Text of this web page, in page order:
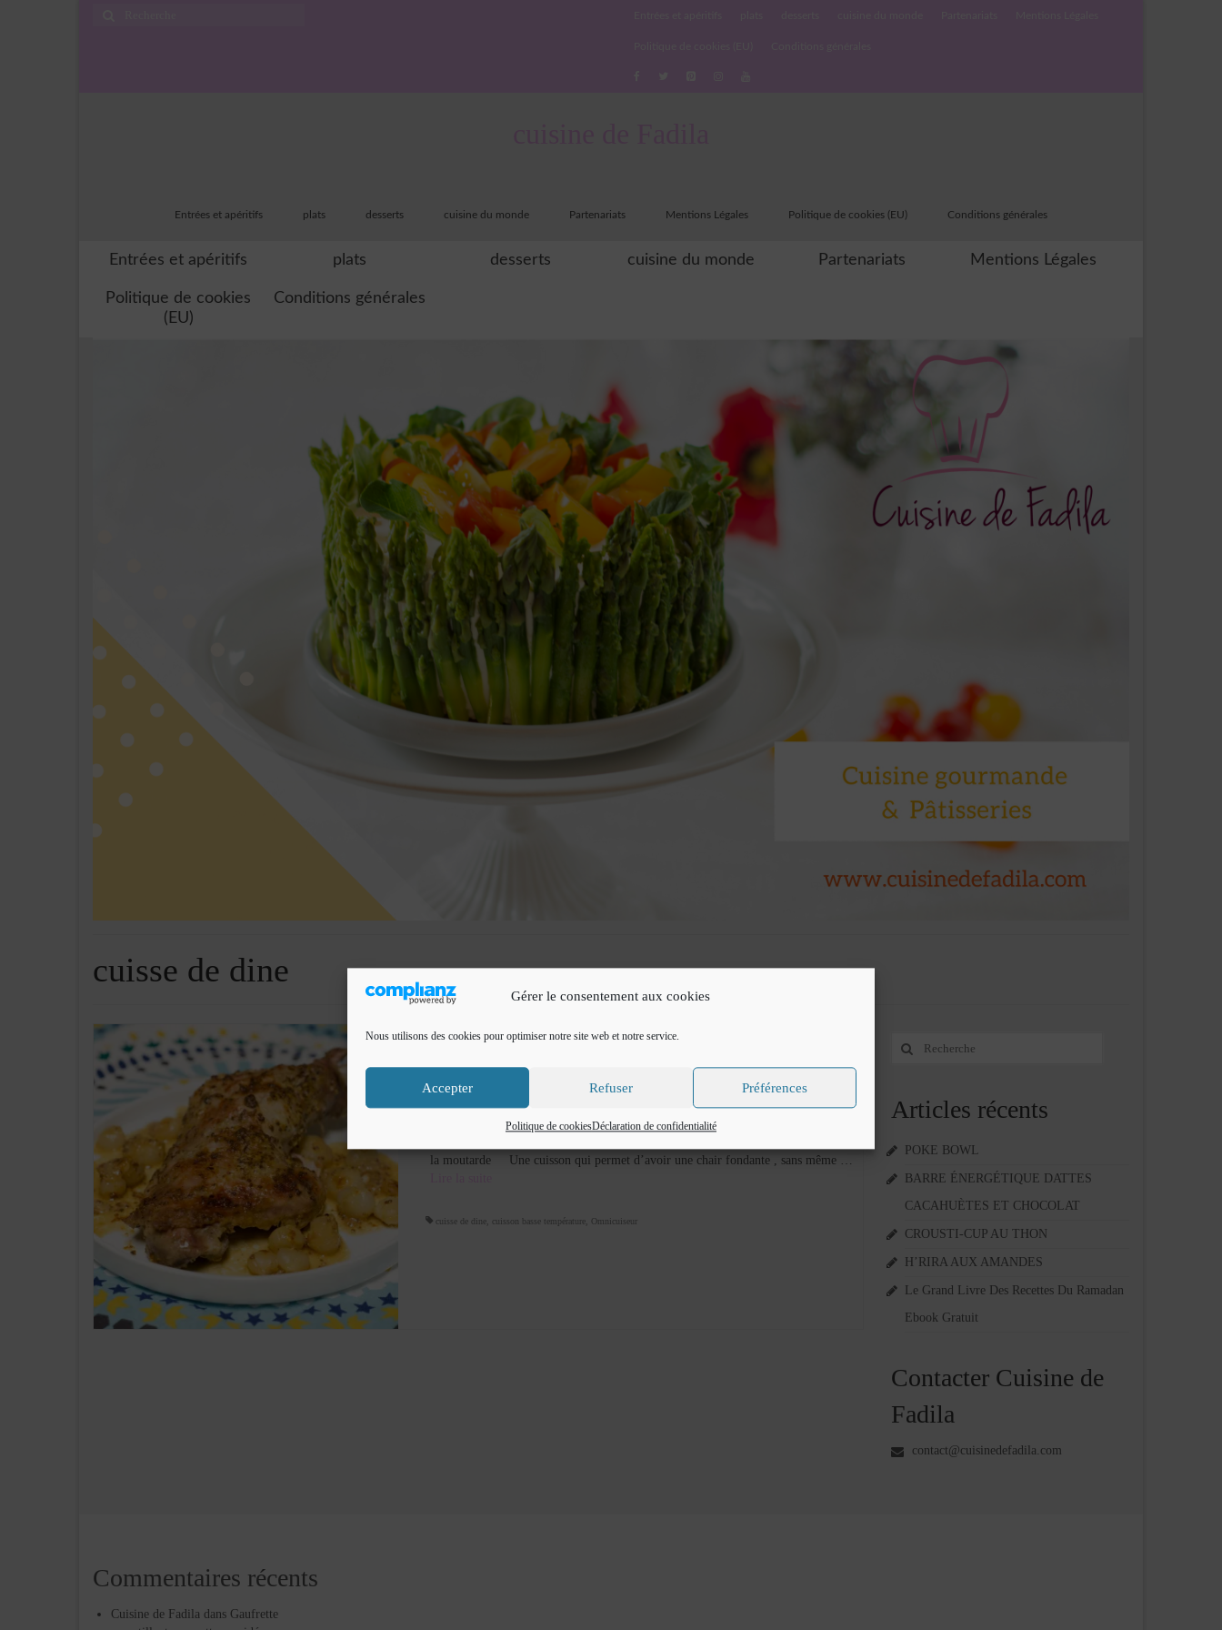
Gérer le consentement aux cookies
Nous utilisons des cookies pour optimiser notre site web et notre service.
Accepter Refuser Préférences
Politique de cookiesDéclaration de confidentialité
Entrées et apéritifs plats desserts cuisine du monde Partenariats Mentions Légales Politique de cookies (EU) Conditions générales
Entrées et apéritifs plats desserts cuisine du monde Partenariats Mentions Légales
Politique de cookies
(EU)
Conditions générales
cuisse de dine
FÉV 2017
cuisse de dinde à la moutarde
parCuisine de Fadila
Voilà une recette de cuisse de dinde à la moutarde, délicieuse et moelleuse grâce à
la moutarde Une cuisson qui permet d’avoir une chair fondante , sans même …
cuisse de dine, cuisson basse température, Omnicuiseur
Rechercher
Articles récents
POKE BOWL
BARRE ÉNERGÉTIQUE DATTES
CACAHUÈTES ET CHOCOLAT
CROUSTI-CUP AU THON
H’RIRA AUX AMANDES
Le Grand Livre Des Recettes Du Ramadan
Ebook Gratuit
Contacter Cuisine de
Fadila
contact@cuisinedefadila.com
Commentaires récents
Cuisine de Fadila dans Gaufrette